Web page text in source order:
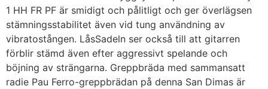
1 HH FR PF är smidigt och pålitligt och ger överlägsen
stämningsstabilitet även vid tung användning av
vibratostången. LåsSadeln ser också till att gitarren
förblir stämd även efter aggressivt spelande och
böjning av strängarna. Greppbräda med sammansatt
radie Pau Ferro-greppbrädan på denna San Dimas är